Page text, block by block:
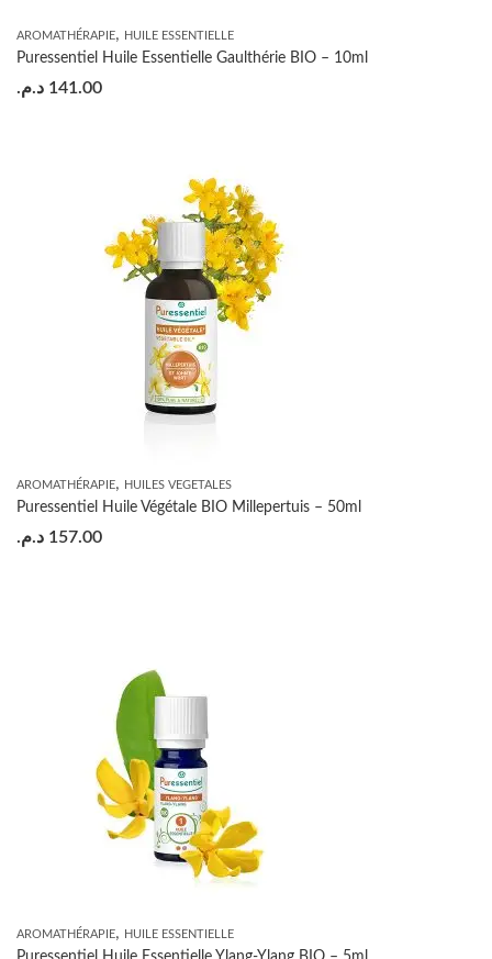
AROMATHÉRAPIE, HUILE ESSENTIELLE
Puressentiel Huile Essentielle Gaulthérie BIO – 10ml
141.00 د.م.
AROMATHÉRAPIE, HUILES VEGETALES
Puressentiel Huile Végétale BIO Millepertuis – 50ml
157.00 د.م.
AROMATHÉRAPIE, HUILE ESSENTIELLE